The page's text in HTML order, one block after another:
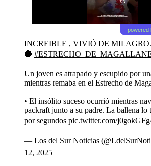
powered
INCREIBLE , VIVIÓ DE MILAGRO.
🔵
Un joven es atrapado y escupido por
mientras remaba en el Estrecho de
• El insólito suceso ocurrió mientras
packraft junto a su padre. La ballena lo
por segundos pic.twitter.com/
— Los del Sur Noticias
12, 2025